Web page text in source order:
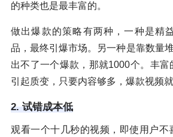
的种类也是最丰富的。
做出爆款的策略有两种，一种是精
品，最终引爆市场。另一种是靠数量
出不了一个爆款，那就1000个。丰
引起质变，只要内容够多，爆款视频就
2. 试错成本低
观看一个十几秒的视频，即使用户不